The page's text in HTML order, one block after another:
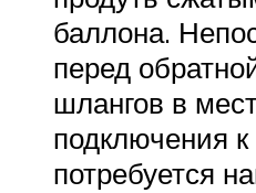
баллона.
перед
шлангов в
подключения
потребуется